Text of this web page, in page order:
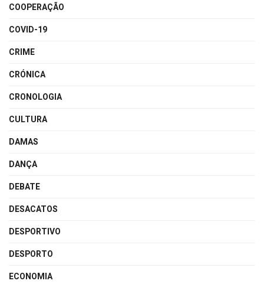
COOPERAÇÃO
COVID-19
CRIME
CRÓNICA
CRONOLOGIA
CULTURA
DAMAS
DANÇA
DEBATE
DESACATOS
DESPORTIVO
DESPORTO
ECONOMIA